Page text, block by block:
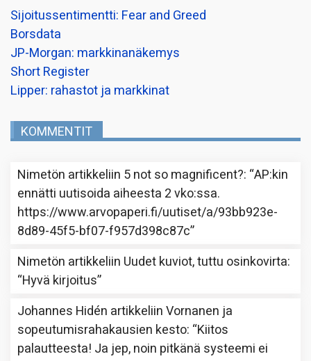
Sijoitussentimentti: Fear and Greed
Borsdata
JP-Morgan: markkinanäkemys
Short Register
Lipper: rahastot ja markkinat
KOMMENTIT
Nimetön artikkeliin 5 not so magnificent?: “AP:kin
ennätti uutisoida aiheesta 2 vko:ssa.
https://www.arvopaperi.fi/uutiset/a/93bb923e-
8d89-45f5-bf07-f957d398c87c”
Nimetön artikkeliin Uudet kuviot, tuttu osinkovirta:
“Hyvä kirjoitus”
Johannes Hidén artikkeliinVornanen ja
sopeutumisrahakausien kesto: “Kiitos
palautteesta! Ja jep, noin pitkänä systeemi ei